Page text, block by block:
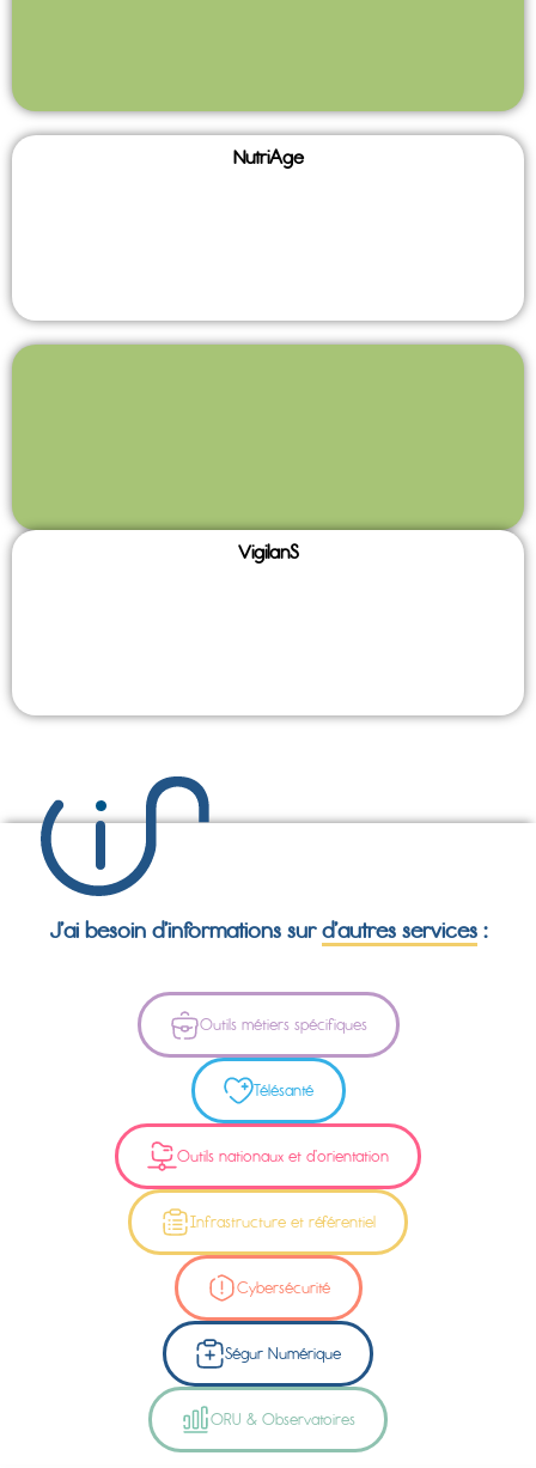
NutriAge
VigilanS
J’ai besoin d’informations surd’autres services:
Outils métiers spécifiques
Télésanté
Outils nationaux et d’orientation
Infrastructure et référentiel
Cybersécurité
Ségur Numérique
ORU & Observatoires